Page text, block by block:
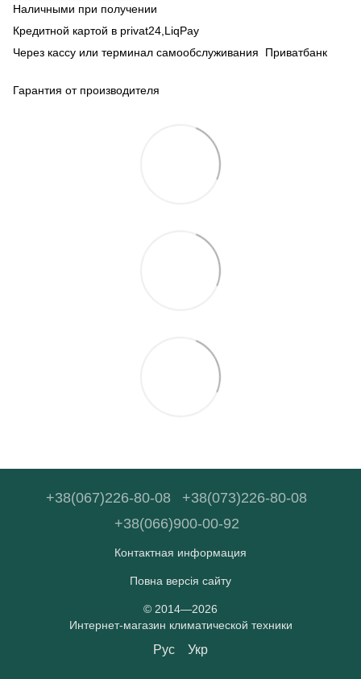
Наличными при получении
Кредитной картой в privat24,LiqPay
Через кассу или терминал самообслуживания Приватбанк
Гарантия от производителя
+38(067)226-80-08
+38(073)226-80-08
+38(066)900-00-92
Контактная информация
Повна версія сайту
© 2014—2026
Интернет-магазин климатической техники
Рус Укр